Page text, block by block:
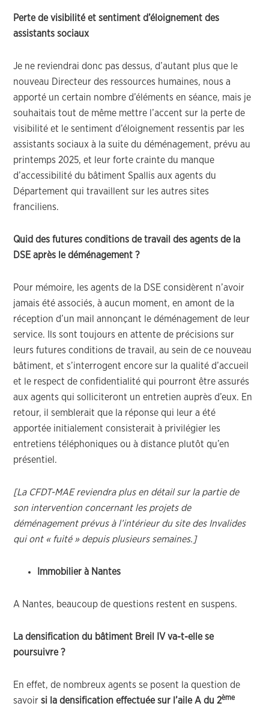
Perte de visibilité et sentiment d’éloignement des
assistants sociaux
Je ne reviendrai donc pas dessus, d’autant plus que le
nouveau Directeur des ressources humaines, nous a
apporté un certain nombre d’éléments en séance, mais je
souhaitais tout de même mettre l’accent sur la perte de
visibilité et le sentiment d’éloignement ressentis par les
assistants sociaux à la suite du déménagement, prévu au
printemps 2025, et leur forte crainte du manque
d’accessibilité du bâtiment Spallis aux agents du
Département qui travaillent sur les autres sites
franciliens.
Quid des futures conditions de travail des agents de la
DSE après le déménagement ?
Pour mémoire, les agents de la DSE considèrent n’avoir
jamais été associés, à aucun moment, en amont de la
réception d’un mail annonçant le déménagement de leur
service. Ils sont toujours en attente de précisions sur
leurs futures conditions de travail, au sein de ce nouveau
bâtiment, et s’interrogent encore sur la qualité d’accueil
et le respect de confidentialité qui pourront être assurés
aux agents qui solliciteront un entretien auprès d’eux. En
retour, il semblerait que la réponse qui leur a été
apportée initialement consisterait à privilégier les
entretiens téléphoniques ou à distance plutôt qu’en
présentiel.
[La CFDT-MAE reviendra plus en détail sur la partie de
son intervention concernant les projets de
déménagement prévus à l’intérieur du site des Invalides
qui ont « fuité » depuis plusieurs semaines.]
Immobilier à Nantes
A Nantes, beaucoup de questions restent en suspens.
La densification du bâtiment Breil IV va-t-elle se
poursuivre ?
En effet, de nombreux agents se posent la question de
savoirsi la densification effectuée sur l’aile A du 2ème